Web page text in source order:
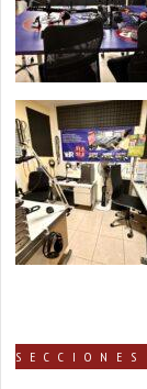
SECCIONES